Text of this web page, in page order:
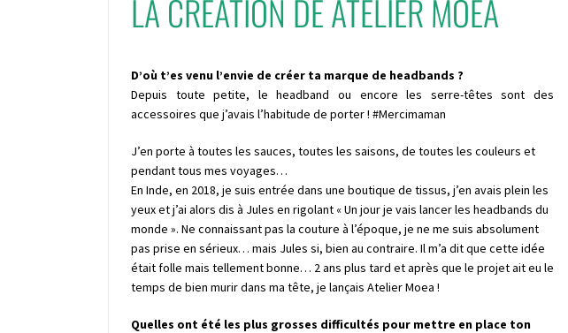
LA CRÉATION DE ATELIER MOEA
D’où t’es venu l’envie de créer ta marque de headbands ?
Depuis toute petite, le headband ou encore les serre-têtes sont des
accessoires que j’avais l’habitude de porter ! #Mercimaman
J’en porte à toutes les sauces, toutes les saisons, de toutes les couleurs et
pendant tous mes voyages…
En Inde, en 2018, je suis entrée dans une boutique de tissus, j’en avais plein les
yeux et j’ai alors dis à Jules en rigolant « Un jour je vais lancer les headbands du
monde ». Ne connaissant pas la couture à l’époque, je ne me suis absolument
pas prise en sérieux… mais Jules si, bien au contraire. Il m’a dit que cette idée
était folle mais tellement bonne… 2 ans plus tard et après que le projet ait eu le
temps de bien murir dans ma tête, je lançais Atelier Moea !
Quelles ont été les plus grosses difficultés pour mettre en place ton